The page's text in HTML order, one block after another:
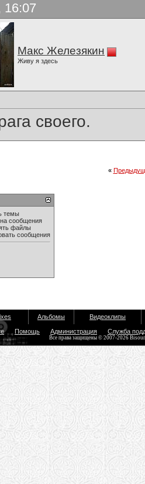
16:07
Макс Железякин
Живу я здесь
своего.
«
темы
сообщения
файлы
сообщения
Альбомы Видеоклипы
Помощь Администрация Служба
Все права защищены © 2007-2026